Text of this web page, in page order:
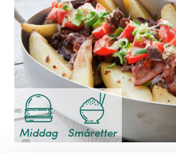
Middag Småretter